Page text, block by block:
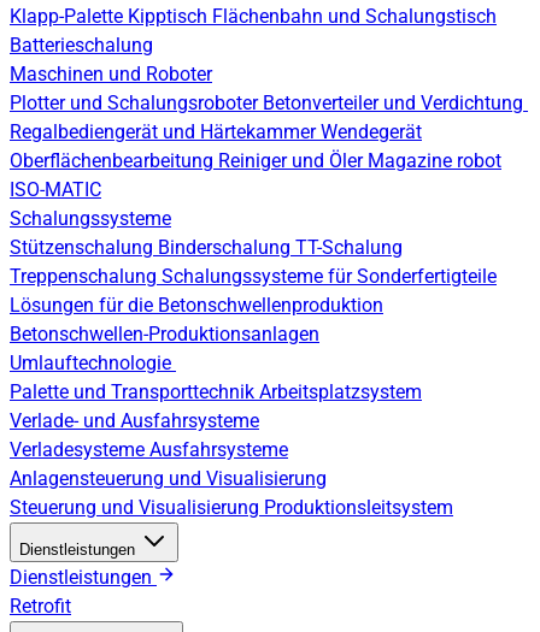
Klapp-Palette Kipptisch Flächenbahn und Schalungstisch
Batterieschalung
Maschinen und Roboter
Plotter und Schalungsroboter Betonverteiler und Verdichtung
Regalbediengerät und HärtekammerWendegerät
Oberflächenbearbeitung Reiniger und Öler Magazine robot
ISO-MATIC
Schalungssysteme
Stützenschalung Binderschalung TT-Schalung
Treppenschalung Schalungssysteme für Sonderfertigteile
Lösungen für die Betonschwellenproduktion
Betonschwellen-Produktionsanlagen
Umlauftechnologie
Palette und Transporttechnik Arbeitsplatzsystem
Verlade- und Ausfahrsysteme
Verladesysteme Ausfahrsysteme
Anlagensteuerung und Visualisierung
Steuerung und Visualisierung Produktionsleitsystem
Dienstleistungen
Dienstleistungen
Retrofit